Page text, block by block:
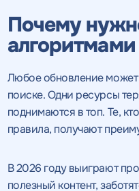
Почему
алгоритмами
Любое обновление
поиске. Одни ресурсы
поднимаются в топ. Те,
правила, получают
В 2026 году выиграют
полезный контент,
Получить
Получить
обработку
политикой